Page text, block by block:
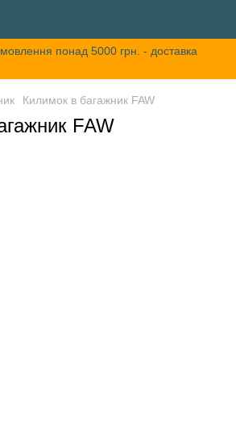
понад 5000 грн. - доставка
Килимок в багажник FAW
FAW